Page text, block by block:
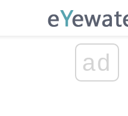
ad